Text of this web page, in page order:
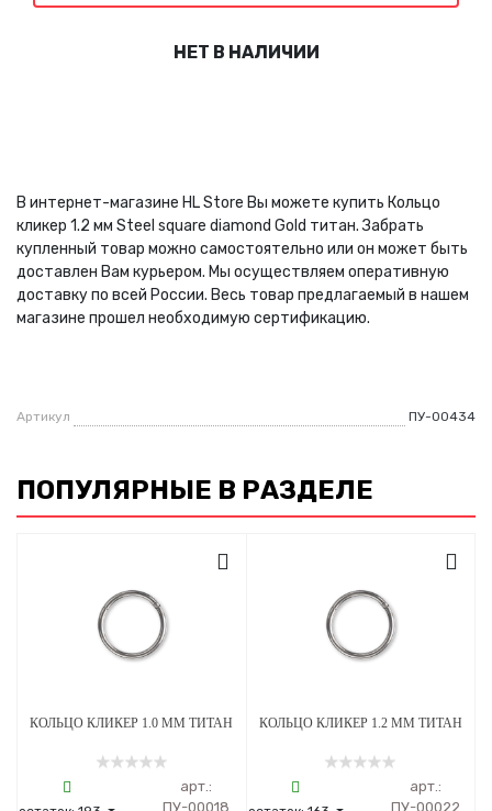
НЕТ В НАЛИЧИИ
В интернет-магазине HL Store Вы можете купить Кольцо
кликер 1.2 мм Steel square diamond Gold титан. Забрать
купленный товар можно самостоятельно или он может быть
доставлен Вам курьером. Мы осуществляем оперативную
доставку по всей России. Весь товар предлагаемый в нашем
магазине прошел необходимую сертификацию.
Артикул ПУ-00434
ПОПУЛЯРНЫЕ В РАЗДЕЛЕ
КОЛЬЦО КЛИКЕР 1.0 ММ ТИТАН
арт.:
ПУ-00018
КОЛЬЦО КЛИКЕР 1.2 ММ ТИТАН
арт.:
ПУ-00022